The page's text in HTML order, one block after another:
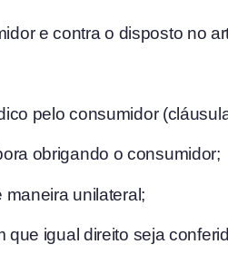
e contra o disposto no
pelo consumidor
obrigando o consumidor;
unilateral;
igual direito seja